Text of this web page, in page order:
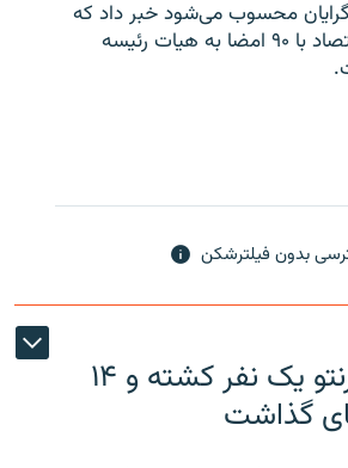
محسوب می‌شود خبر داد که
طرح استیضاح وزیر اقتصاد با ۹۰ امضا به هیات رئیسه
بدون فیلترشکن
تیراندازی در تورنتو یک نفر کشته و ۱۴
گذاشت